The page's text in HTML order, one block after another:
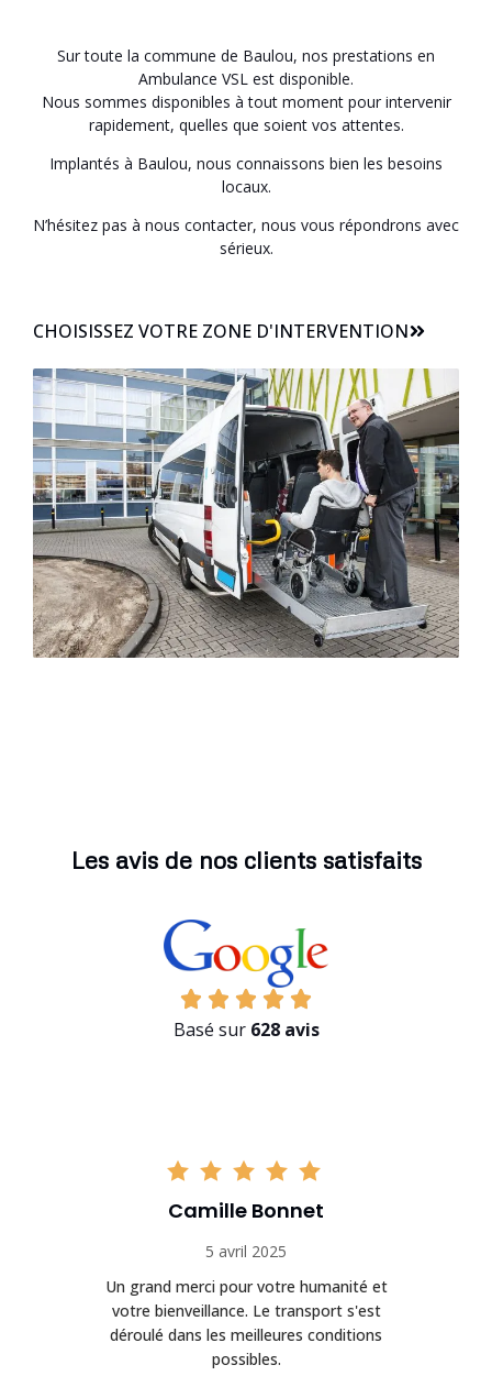
Sur toute la commune de Baulou, nos prestations en
Ambulance VSL est disponible.
Nous sommes disponibles à tout moment pour intervenir
rapidement, quelles que soient vos attentes.
Implantés à Baulou, nous connaissons bien les besoins
locaux.
N’hésitez pas à nous contacter, nous vous répondrons avec
sérieux.
CHOISISSEZ VOTRE ZONE D'INTERVENTION
Les avis de nos clients satisfaits
Basé sur 628 avis
Camille Bonnet
5 avril 2025
Un grand merci pour votre humanité et
votre bienveillance. Le transport s'est
déroulé dans les meilleures conditions
possibles.